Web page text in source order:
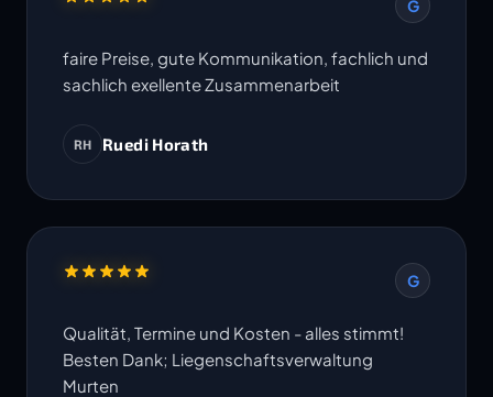
G
faire Preise, gute Kommunikation, fachlich und
sachlich exellente Zusammenarbeit
RH Ruedi Horath
G
Qualität, Termine und Kosten - alles stimmt!
Besten Dank; Liegenschaftsverwaltung
Murten